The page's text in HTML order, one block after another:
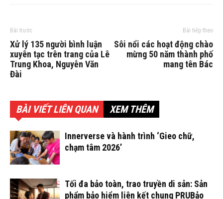
Bài trước
Xử lý 135 người bình luận
xuyên tạc trên trang của Lê
Trung Khoa, Nguyễn Văn
Đài
Bài tiếp theo
Sôi nổi các hoạt động chào
mừng 50 năm thành phố
mang tên Bác
BÀI VIẾT LIÊN QUAN XEM THÊM
Innerverse và hành trình ‘Gieo chữ,
chạm tâm 2026’
Tối đa bảo toàn, trao truyền di sản: Sản
phẩm bảo hiểm liên kết chung PRUBảo